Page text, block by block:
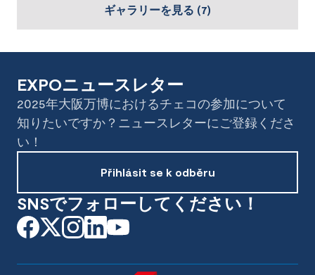
ギャラリーを見る (7)
EXPOニュースレター
2025年大阪万博におけるチェコの参加について
知りたいですか？ニュースレターにご登録くださ
い！
Přihlásit se k odběru
SNSでフォローしてください！